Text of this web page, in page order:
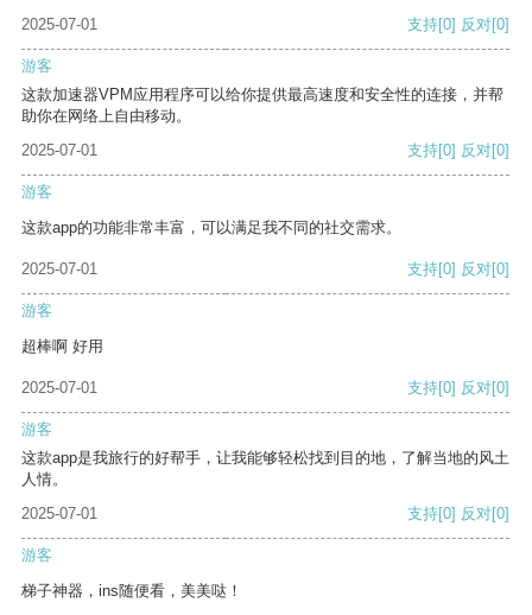
2025-07-01 支持[0] 反对[0]
游客
这款加速器VPM应用程序可以给你提供最高速度和安全性的连接，并帮
助你在网络上自由移动。
2025-07-01
支持[0] 反对[0]
游客
这款app的功能非常丰富，可以满足我不同的社交需求。
2025-07-01 支持[0] 反对[0]
游客
超棒啊 好用
2025-07-01 支持[0] 反对[0]
游客
这款app是我旅行的好帮手，让我能够轻松找到目的地，了解当地的风土
人情。
2025-07-01
支持[0] 反对[0]
游客
梯子神器，ins随便看，美美哒！